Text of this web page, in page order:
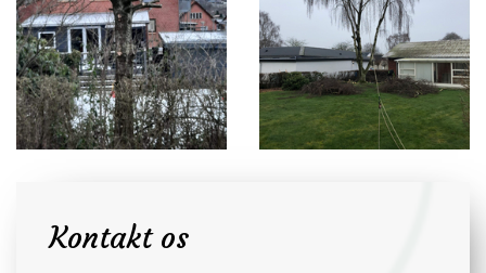
Kontakt os